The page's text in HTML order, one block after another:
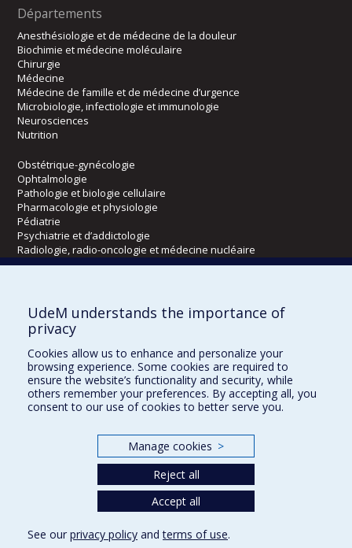
Départements
Anesthésiologie et de médecine de la douleur
Biochimie et médecine moléculaire
Chirurgie
Médecine
Médecine de famille et de médecine d’urgence
Microbiologie, infectiologie et immunologie
Neurosciences
Nutrition
Obstétrique-gynécologie
Ophtalmologie
Pathologie et biologie cellulaire
Pharmacologie et physiologie
Pédiatrie
Psychiatrie et d’addictologie
Radiologie, radio-oncologie et médecine nucléaire
Écoles
Kinésiologie et des sciences de l’activité physique
Orthophonie et audiologie
Réadaptation
Directions
DPC
UdeM understands the importance of
privacy
Cookies allow us to enhance and personalize your
browsing experience. Some cookies are required to
ensure the website’s functionality and security, while
others remember your preferences. By accepting all, you
consent to our use of cookies to better serve you.
Manage cookies >
Reject all
Accept all
See our privacy policy andterms of use.